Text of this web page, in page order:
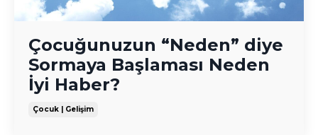
Çocuğunuzun “Neden” diye
Sormaya Başlaması Neden
İyi Haber?
Çocuk | Gelişim